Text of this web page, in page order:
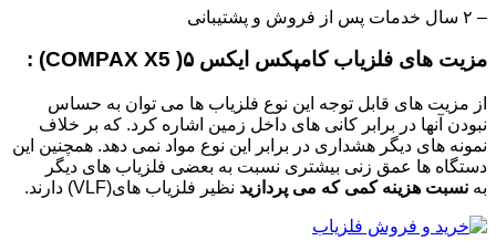
– ۲ سال خدمات پس از فروش و پشتیبانی
مزیت های فلزیاب کامپکس ایکس ۵( COMPAX X5) :
از مزیت های قابل توجه این نوع فلزیاب ها می توان به حساس
نبودن آنها در برابر کانی های داخل زمین اشاره کرد. که بر خلاف
نمونه های دیگر هشداری در برابر این نوع مواد نمی دهد. همچنین این
دستگاه ها عمق زنی بیشتری نسبت به بعضی فلزیاب های دیگر
به نسبت هزینه کمی که می پردازید نظیر فلزیاب های(VLF) دارند.